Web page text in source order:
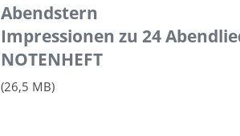
Abendstern
Impressionen zu 24
NOTENHEFT
(26,5 MB)